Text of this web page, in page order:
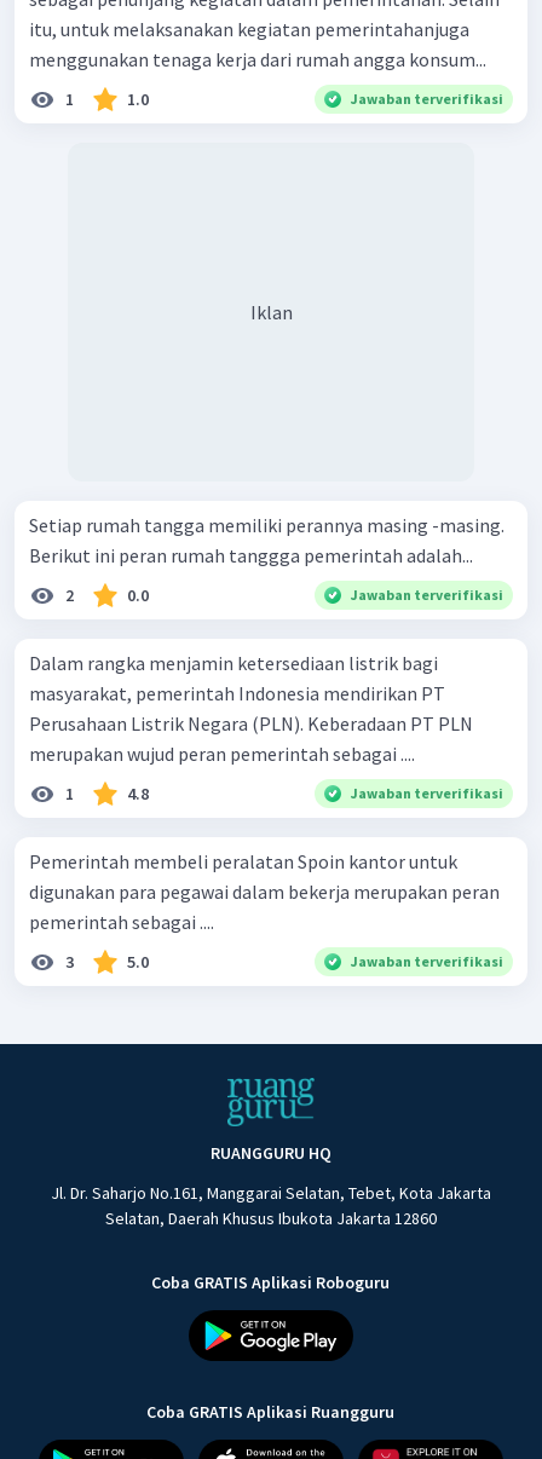
itu, untuk melaksanakan kegiatan pemerintahanjuga
menggunakan tenaga kerja dari rumah angga konsum...
1 1.0 Jawaban terverifikasi
Iklan
Setiap rumah tangga memiliki perannya masing -masing.
Berikut ini peran rumah tanggga pemerintah adalah...
2 0.0 Jawaban terverifikasi
Dalam rangka menjamin ketersediaan listrik bagi
masyarakat, pemerintah Indonesia mendirikan PT
Perusahaan Listrik Negara (PLN). Keberadaan PT PLN
merupakan wujud peran pemerintah sebagai ....
1 4.8 Jawaban terverifikasi
Pemerintah membeli peralatan Spoin kantor untuk
digunakan para pegawai dalam bekerja merupakan peran
pemerintah sebagai ....
3 5.0 Jawaban terverifikasi
RUANGGURU HQ
Jl. Dr. Saharjo No.161, Manggarai Selatan, Tebet, Kota Jakarta
Selatan, Daerah Khusus Ibukota Jakarta 12860
Coba GRATIS Aplikasi Roboguru
Coba GRATIS Aplikasi Ruangguru